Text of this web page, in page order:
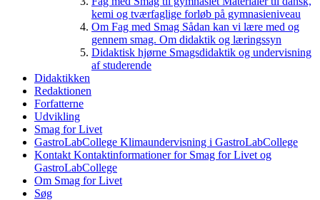
kemi og tværfaglige forløb på gymnasieniveau
Om Fag med Smag Sådan kan vi lære med og
gennem smag. Om didaktik og læringssyn
Didaktisk hjørne Smagsdidaktik og undervisning
af studerende
Didaktikken
Redaktionen
Forfatterne
Udvikling
Smag for Livet
GastroLabCollege Klimaundervisning i GastroLabCollege
Kontakt Kontaktinformationer for Smag for Livet og
GastroLabCollege
Om Smag for Livet
Søg